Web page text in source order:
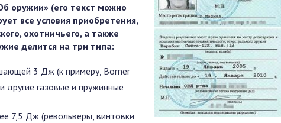
оружии» (его текст можно
все условия приобретения,
охотничьего, а также
делится на три типа:
3 Дж (к примеру, Borner
газовые и пружинные
7,5 Дж (револьверы, винтовки